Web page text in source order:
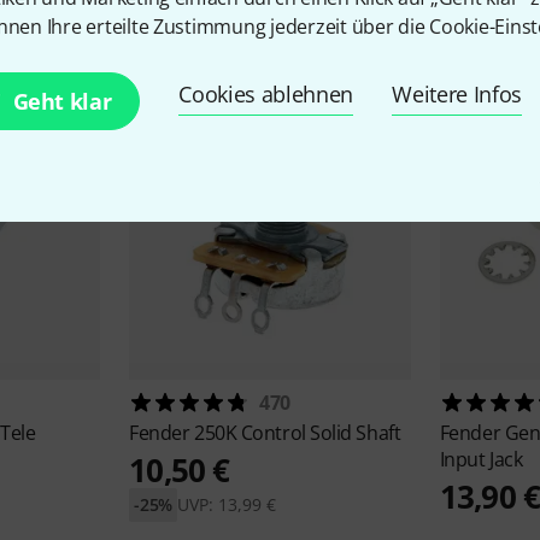
Ihre erteilte Zustimmung jederzeit über die Cookie-
Geht klar Cookies ablehnen Weitere Infos
& passende
470
Fender 250K Control Solid Shaft
10,50 €
UVP: 13,99 €
-25%
Fender
Input Jack
13,90 €